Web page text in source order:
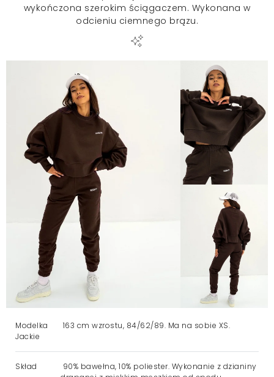
wykończona szerokim ściągaczem. Wykonana w
odcieniu ciemnego brązu.
Modelka
Jackie
163 cm wzrostu, 84/62/89. Ma na sobie XS.
Skład
90% bawełna, 10% poliester. Wykonanie z dzianiny